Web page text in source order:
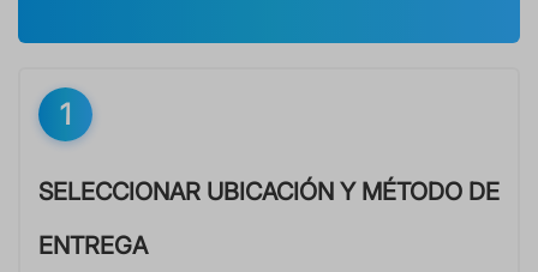
1
SELECCIONAR UBICACIÓN Y MÉTODO DE
ENTREGA